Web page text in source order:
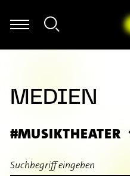
- William Byrd: The Earl of
MEDIEN
#MUSIKTHEATER